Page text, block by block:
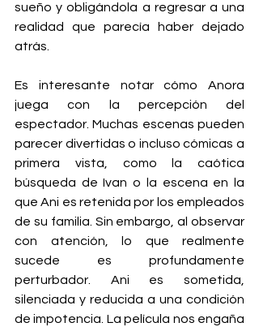
sueño y obligándola a regresar a una
realidad que parecía haber dejado
atrás.
Es interesante notar cómo Anora
juega con la percepción del
espectador. Muchas escenas pueden
parecer divertidas o incluso cómicas a
primera vista, como la caótica
búsqueda de Ivan o la escena en la
que Ani es retenida por los empleados
de su familia. Sin embargo, al observar
con atención, lo que realmente
sucede es profundamente
perturbador. Ani es sometida,
silenciada y reducida a una condición
de impotencia. La película nos engaña